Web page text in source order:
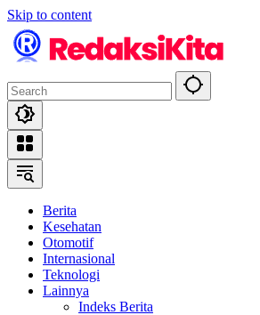
Skip to content
Berita
Kesehatan
Otomotif
Internasional
Teknologi
Lainnya
Indeks Berita